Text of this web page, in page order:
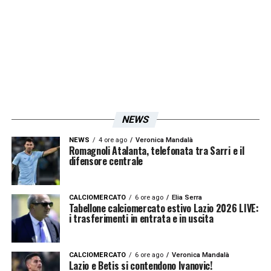
Iscriviti gratis alla nostra
Newsletter
ISCRIVIMI
Accetto laPrivacy Policy
LA PLAYLIST DELLE NOSTRE TOP NEWS
NEWS
NEWS 4 ore ago Veronica Mandalà
Romagnoli Atalanta, telefonata tra Sarri e il
difensore centrale
CALCIOMERCATO 6 ore ago Elia Serra
Tabellone calciomercato estivo Lazio 2026 LIVE:
i trasferimenti in entrata e in uscita
CALCIOMERCATO 6 ore ago Veronica Mandalà
Lazio e Betis si contendono Ivanovic!